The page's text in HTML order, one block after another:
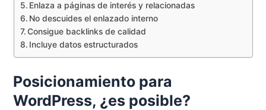
Enlaza a páginas de interés y relacionadas
No descuides el enlazado interno
Consigue backlinks de calidad
Incluye datos estructurados
Posicionamiento para
WordPress, ¿es posible?